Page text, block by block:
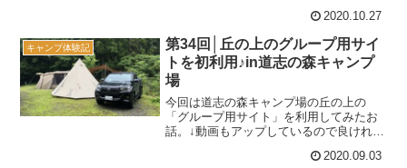
てどんなところ？長田山荘キャンプ場は
第1・第2と少し離れた第3キャンプ場から
構成されてお...
2020.10.27
キャンプ体験記
第34回│丘の上のグループ用サイ
トを初利用♪in道志の森キャンプ
場
今回は道志の森キャンプ場の丘の上の
「グループ用サイト」を利用してみたお
話。↓動画もアップしているので良ければ
志の森キャンプ場我が家のお気に入りキ
2020.09.03